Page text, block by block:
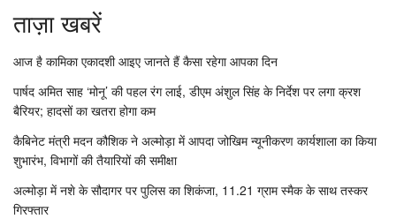
ताज़ा खबरें
आज है कामिका एकादशी आइए जानते हैं कैसा रहेगा आपका दिन
पार्षद अमित साह ‘मोनू’ की पहल रंग लाई, डीएम अंशुल सिंह के निर्देश पर लगा क्रश
बैरियर; हादसों का खतरा होगा कम
कैबिनेट मंत्री मदन कौशिक ने अल्मोड़ा में आपदा जोखिम न्यूनीकरण कार्यशाला का किया
शुभारंभ, विभागों की तैयारियों की समीक्षा
अल्मोड़ा में नशे के सौदागर पर पुलिस का शिकंजा, 11.21 ग्राम स्मैक के साथ तस्कर
गिरफ्तार